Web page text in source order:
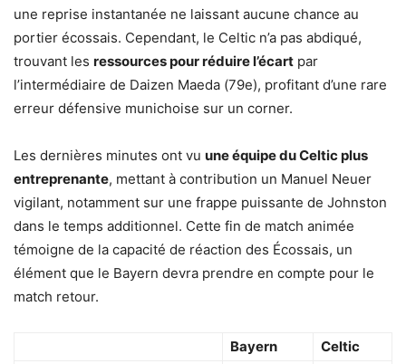
une reprise instantanée ne laissant aucune chance au
portier écossais. Cependant, le Celtic n’a pas abdiqué,
trouvant les ressources pour réduire l’écart par
l’intermédiaire de Daizen Maeda (79e), profitant d’une rare
erreur défensive munichoise sur un corner.
Les dernières minutes ont vu une équipe du Celtic plus
entreprenante, mettant à contribution un Manuel Neuer
vigilant, notamment sur une frappe puissante de Johnston
dans le temps additionnel. Cette fin de match animée
témoigne de la capacité de réaction des Écossais, un
élément que le Bayern devra prendre en compte pour le
match retour.
Bayern
Celtic